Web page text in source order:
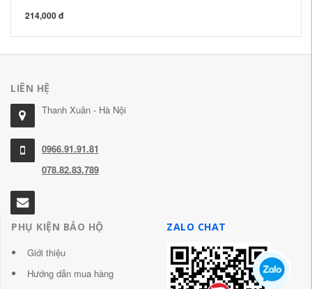
214,000 đ
LIÊN HỆ
Thanh Xuân - Hà Nội
0966.91.91.81
078.82.83.789
PHỤ KIỆN BẢO HỘ
Giới thiệu
Hướng dẫn mua hàng
ZALO CHAT